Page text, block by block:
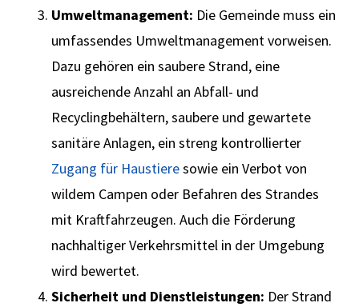
Umweltmanagement: Die Gemeinde muss ein
umfassendes Umweltmanagement vorweisen.
Dazu gehören ein saubere Strand, eine
ausreichende Anzahl an Abfall- und
Recyclingbehältern, saubere und gewartete
sanitäre Anlagen, ein streng kontrollierter
Zugang für Haustieresowie ein Verbot von
wildem Campen oder Befahren des Strandes
mit Kraftfahrzeugen. Auch die Förderung
nachhaltiger Verkehrsmittel in der Umgebung
wird bewertet.
Sicherheit und Dienstleistungen: Der Strand